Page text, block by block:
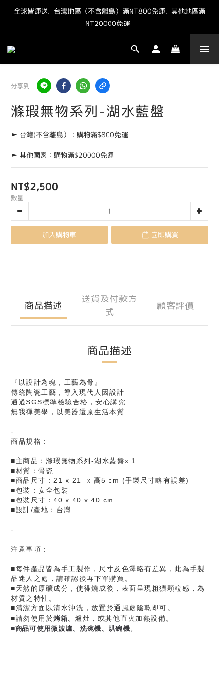
"點我" 加官方LINE最新優惠抽獎資訊
全球皆運送.  台灣地區（不含離島）滿NT800免運.  其他地區滿
NT20000免運
"點我" 加官方LINE最新優惠抽獎資訊
分享到
滌瑕無物系列-湖水藍盤
► 台灣(不含離島）：購物滿$800免運
► 其他國家：購物滿$20000免運
NT$2,500
數量
加入購物車 立即購買
商品描述
送貨及付款方
式
顧客評價
商品描述
『以設計為魂，工藝為骨』
傳統陶瓷工藝，導入現代人因設計
通過SGS標準檢驗合格，安心講究
無我禪美學，以美器還原生活本質
-
商品規格：
■主商品：滌瑕無物系列-湖水藍盤x 1
■材質：骨瓷
■商品尺寸：21 x 21 x 高5 cm (手製尺寸略有誤差)
■包裝：安全包裝
■包裝尺寸：40 x 40 x 40 cm
■設計/產地：台灣
-
注意事項：
■每件產品皆為手工製作，尺寸及色澤略有差異，此為手製
品迷人之處，請確認後再下單購買。
■天然的原礦成分，使得燒成後，表面呈現粗獷顆粒感，為
材質之特性。
■清潔方面以清水沖洗，放置於通風處陰乾即可。
■請勿使用於烤箱、爐灶，或其他直火加熱設備。
■商品可使用微波爐、洗碗機、烘碗機。